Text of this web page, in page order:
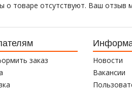
о товаре отсутствуют. Ваш отзыв
заказ
Новости
Вакансии